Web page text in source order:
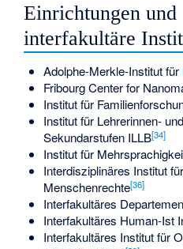
Einrichtungen und
interfakultäre
Adolphe-Merkle-Institut für
Fribourg Center for
Institut für
Institut für Lehrerinnen-
Sekundarstufen ILLB[34]
Institut für
Interdisziplinäres Institut
Menschenrechte[36]
Interfakultäres
Interfakultäres Human-Ist
Interfakultäres Institut für